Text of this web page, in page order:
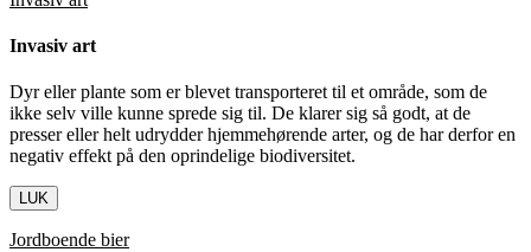
Invasiv art
Dyr eller plante som er blevet transporteret til et område, som de
ikke selv ville kunne sprede sig til. De klarer sig så godt, at de
presser eller helt udrydder hjemmehørende arter, og de har derfor en
negativ effekt på den oprindelige biodiversitet.
LUK
Jordboende bier